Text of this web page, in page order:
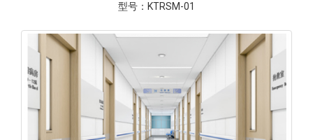
型号： KTRSM-01